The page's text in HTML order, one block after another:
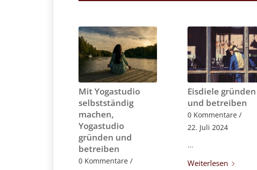
Mit Yogastudio
selbstständig
machen,
Yogastudio
gründen und
betreiben
0 Kommentare /
Eisdiele gründen
und betreiben
0 Kommentare /
22. Juli 2024
…
Weiterlesen